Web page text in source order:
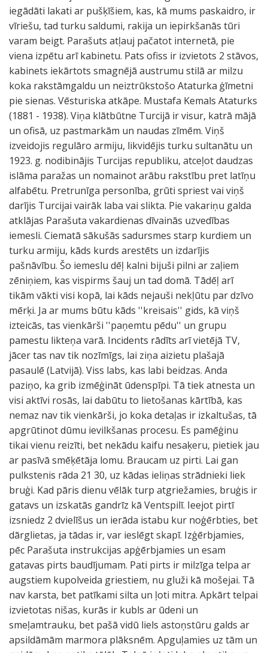
iegādāti lakati ar pušķīšiem, kas, kā mums paskaidro, ir
vīriešu, tad turku saldumi, rakija un iepirkšanās tūri
varam beigt. Parašuts atļauj pačatot internetā, pie
viena izpētu arī kabinetu. Pats ofiss ir izvietots 2 stāvos,
kabinets iekārtots smagnējā austrumu stilā ar milzu
koka rakstāmgaldu un neiztrūkstošo Ataturka ģīmetni
pie sienas. Vēsturiska atkāpe. Mustafa Kemals Ataturks
(1881 - 1938). Viņa klātbūtne Turcijā ir visur, katrā mājā
un ofisā, uz pastmarkām un naudas zīmēm. Viņš
izveidojis regulāro armiju, likvidējis turku sultanātu un
1923. g. nodibinājis Turcijas republiku, atceļot daudzas
islāma paražas un nomainot arābu rakstību pret latīņu
alfabētu. Pretrunīga personība, grūti spriest vai viņš
darījis Turcijai vairāk laba vai slikta. Pie vakariņu galda
atklājas Parašuta vakardienas dīvainās uzvedības
iemesli. Ciematā sākušās sadursmes starp kurdiem un
turku armiju, kāds kurds arestēts un izdarījis
pašnāvību. Šo iemeslu dēļ kalni bijuši pilni ar zaļiem
zēniņiem, kas vispirms šauj un tad domā. Tādēļ arī
tikām vākti visi kopā, lai kāds nejauši nekļūtu par dzīvo
mērķi. Ja ar mums būtu kāds ''kreisais'' gids, kā viņš
izteicās, tas vienkārši ''paņemtu pēdu'' un grupu
pamestu likteņa varā. Incidents rādīts arī vietējā TV,
jācer tas nav tik nozīmīgs, lai ziņa aizietu plašajā
pasaulē (Latvijā). Viss labs, kas labi beidzas. Anda
paziņo, ka grib izmēģināt ūdenspīpi. Tā tiek atnesta un
visi aktīvi rosās, lai dabūtu to lietošanas kārtībā, kas
nemaz nav tik vienkārši, jo koka detaļas ir izkaltušas, tā
apgrūtinot dūmu ievilkšanas procesu. Es pamēģinu
tikai vienu reizīti, bet nekādu kaifu nesaķeru, pietiek jau
ar pasīvā smēķētāja lomu. Braucam uz pirti. Lai gan
pulkstenis rāda 21 30, uz kādas ieliņas strādnieki liek
bruģi. Kad pāris dienu vēlāk turp atgriežamies, bruģis ir
gatavs un izskatās gandrīz kā Ventspilī. Ieejot pirtī
izsniedz 2 dvielīšus un ierāda istabu kur noģērbties, bet
dārglietas, ja tādas ir, var ieslēgt skapī. Izģērbjamies,
pēc Parašuta instrukcijas apģērbjamies un esam
gatavas pirts baudījumam. Pati pirts ir milzīga telpa ar
augstiem kupolveida griestiem, nu gluži kā mošejai. Tā
nav karsta, bet patīkami silta un ļoti mitra. Apkārt telpai
izvietotas nišas, kurās ir kubls ar ūdeni un
smeļamtrauku, bet pašā vidū liels astoņstūru galds ar
apsildāmām marmora plāksnēm. Apguļamies uz tām un